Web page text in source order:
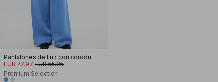
Pantalones de lino con cordón
EUR 27.97 EUR 55.95
Premium Selection